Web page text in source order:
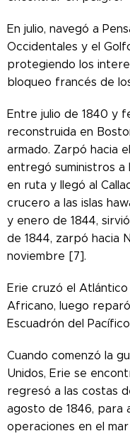
En julio, navegó a
Occidentales y el
protegiendo los
bloqueo francés de
Entre julio de 1840 y
reconstruida en
armado. Zarpó hacia
entregó suministros a
en ruta y llegó al
crucero a las islas
y enero de 1844,
de 1844, zarpó hacia
noviembre [7].
Erie cruzó el
Africano, luego
Escuadrón del
Cuando comenzó la
Unidos, Erie se
regresó a las costas
agosto de 1846, para
operaciones en el